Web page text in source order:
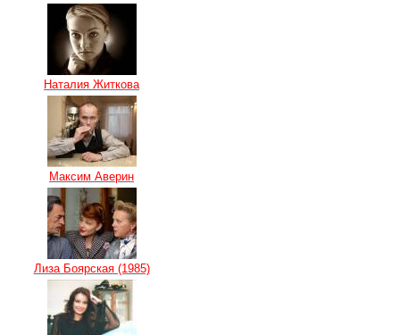
Наталия Житкова
Максим Аверин
Лиза Боярская (1985)